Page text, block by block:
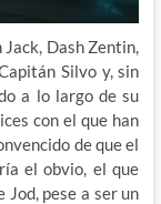
Jack, Dash Zentin,
Silvo y, sin
a lo largo de su
con el que han
de que el
el obvio, el que
Jod, pese a ser un